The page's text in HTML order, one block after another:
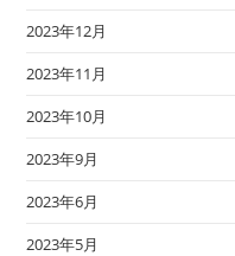
2023年12月
2023年11月
2023年10月
2023年9月
2023年6月
2023年5月